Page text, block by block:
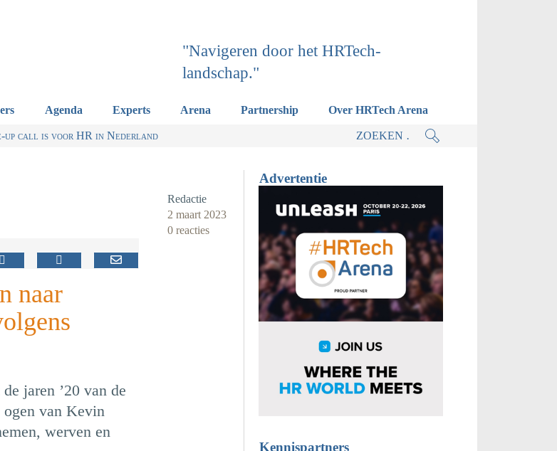
"Navigeren door het HRTech-
landschap."
Agenda Experts Arena Partnership Over HRTech Arena
Skills-gerichte arbeidsmarkt onderdeel actieplan.
skillstaal nodig heeft
up call is voor HR in Nederland
Redactie
2 maart 2023
0 reacties
naar
jaren ’20 van de
van Kevin
werven en
Advertentie
Kennispartners